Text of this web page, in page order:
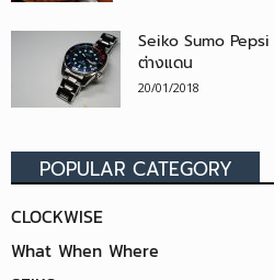
Seiko Sumo
ต่างแดน
20/01/2018
POPULAR CATEGORY
CLOCKWISE
What When Where